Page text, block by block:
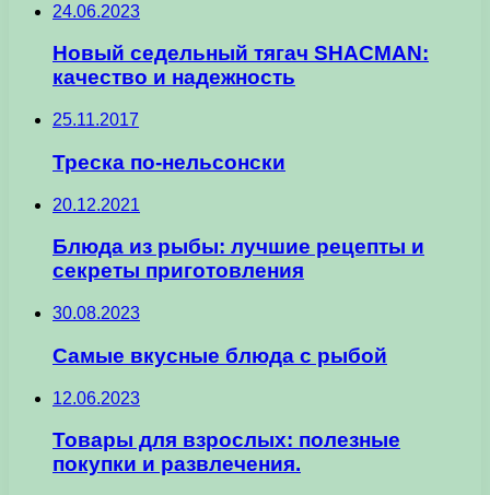
24.06.2023
Новый седельный тягач SHACMAN:
качество и надежность
25.11.2017
Треска по-нельсонски
20.12.2021
Блюда из рыбы: лучшие рецепты и
секреты приготовления
30.08.2023
Самые вкусные блюда с рыбой
12.06.2023
Товары для взрослых: полезные
покупки и развлечения.